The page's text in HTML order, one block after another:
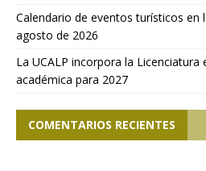
Calendario de eventos turísticos en
agosto de 2026
La UCALP incorpora la
académica para 2027
COMENTARIOS RECIENTES